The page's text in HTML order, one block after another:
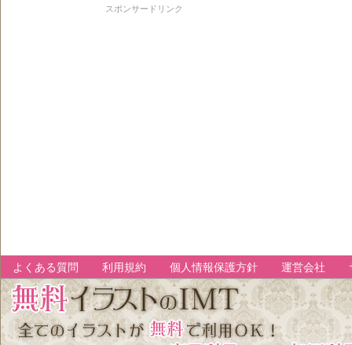
スポンサードリンク
よくある質問 利用規約 個人情報保護方針 運営会社